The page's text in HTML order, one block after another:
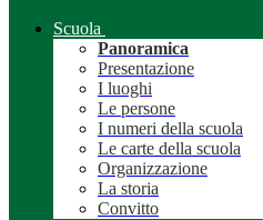
Scuola
Panoramica
Presentazione
I luoghi
Le persone
I numeri della scuola
Le carte della scuola
Organizzazione
La storia
Convitto